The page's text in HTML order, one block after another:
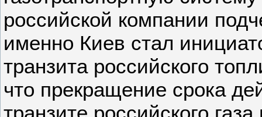
российской компании
именно Киев стал
транзита российского
что прекращение срока